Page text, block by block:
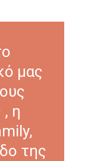
μας
η
της